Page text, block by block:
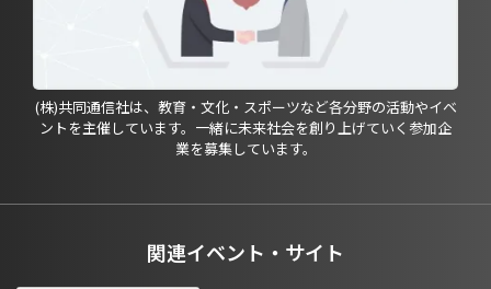
(株)共同通信社は、教育・文化・スポーツなど各分野の活動やイベ
ントを主催しています。一緒に未来社会を創り上げていく参加企
業を募集しています。
関連イベント・サイト